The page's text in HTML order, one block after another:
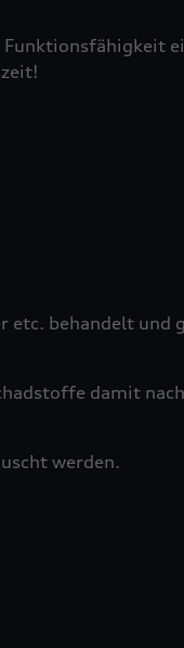
etc. behandelt und
damit
werden.